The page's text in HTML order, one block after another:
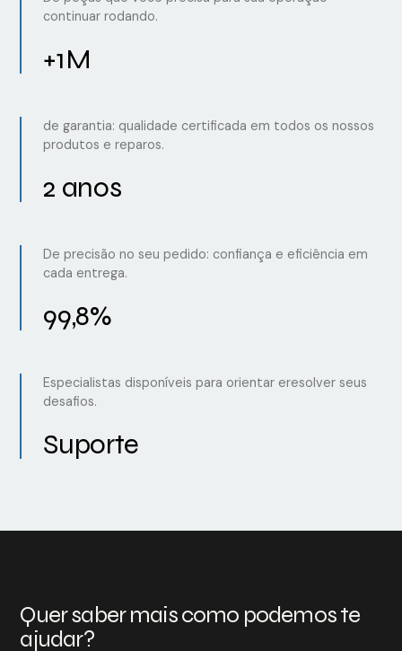
continuar rodando.
+1M
de garantia: qualidade certificada em todos os nossos
produtos e reparos.
2 anos
De precisão no seu pedido: confiança e eficiência em
cada entrega.
99,8%
Especialistas disponíveis para orientar eresolver seus
desafios.
Suporte
Quer saber mais como podemos te
ajudar?